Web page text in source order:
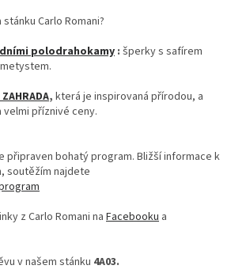
Carlo Romani?
polodrahokamy : šperky s safírem
, která je inspirovaná přírodou, a
příznivé ceny.
připraven bohatý program. Bližší informace k
soutěžím najdete
z Carlo Romani na Facebooku a
v našem stánku 4A03.